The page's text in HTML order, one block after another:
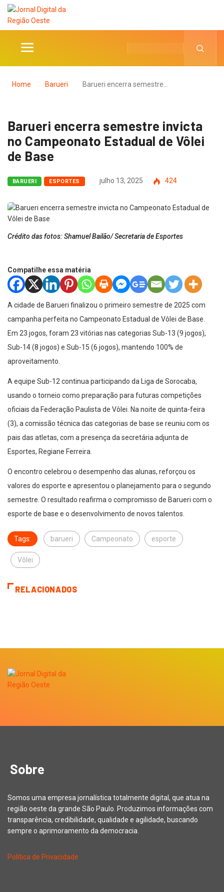
Home Barueri Barueri encerra semestre…
Barueri encerra semestre invicta
no Campeonato Estadual de Vôlei
de Base
BARUERI ESPORTES julho 13, 2025 424
Crédito das fotos: Shamuel Bailão/ Secretaria de Esportes
Compatilhe essa matéria
A cidade de Barueri finalizou o primeiro semestre de 2025 com
campanha perfeita no Campeonato Estadual de Vôlei de Base.
Em 23 jogos, foram 23 vitórias nas categorias Sub-13 (9 jogos),
Sub-14 (8 jogos) e Sub-15 (6 jogos), mantendo 100% de
aproveitamento.
A equipe Sub-12 continua participando da Liga de Sorocaba,
usando o torneio como preparação para futuras competições
oficiais da Federação Paulista de Vôlei. Na noite de quinta-feira
(3), a comissão técnica das categorias de base se reuniu com os
pais das atletas, com a presença da secretária adjunta de
Esportes, Regiane Ferreira.
O encontro celebrou o desempenho das alunas, reforçou os
valores do esporte e apresentou o planejamento para o segundo
semestre. O resultado reafirma o compromisso de Barueri com o
esporte de base e o desenvolvimento de novos talentos.
Tags: barueri Campeonato esporte
Vôlei
RELACIONADOS
Sobre
Somos uma empresa jornalística totalmente digital, que atua na
região oeste da grande São Paulo. Produzimos informações com
transparência, credibilidade, qualidade e agilidade, buscando
sempre o aprimoramento da democracia.
Política de Privacidade